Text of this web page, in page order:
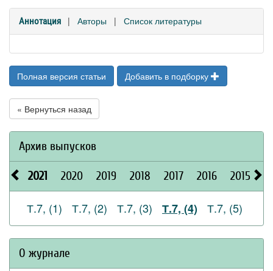
Аннотация | Авторы | Список литературы
Полная версия статьи Добавить в подборку
« Вернуться назад
Архив выпусков
2021 2020 2019 2018 2017 2016 2015
Т.7, (1) Т.7, (2) Т.7, (3) Т.7, (4) Т.7, (5)
О журнале